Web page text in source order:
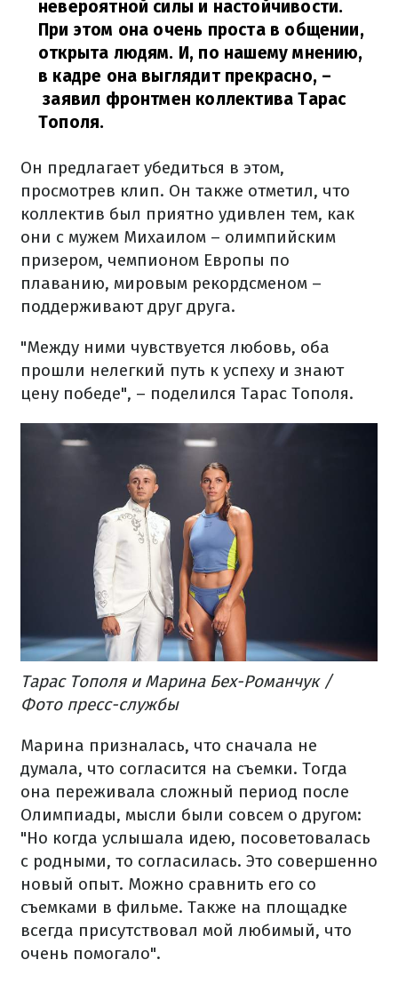
невероятной силы и настойчивости.
При этом она очень проста в общении,
открыта людям. И, по нашему мнению,
в кадре она выглядит прекрасно, –
заявил фронтмен коллектива Тарас
Тополя.
Он предлагает убедиться в этом,
просмотрев клип. Он также отметил, что
коллектив был приятно удивлен тем, как
они с мужем Михаилом – олимпийским
призером, чемпионом Европы по
плаванию, мировым рекордсменом –
поддерживают друг друга.
"Между ними чувствуется любовь, оба
прошли нелегкий путь к успеху и знают
цену победе", – поделился Тарас Тополя.
Тарас Тополя и Марина Бех-Романчук /
Фото пресс-службы
Марина призналась, что сначала не
думала, что согласится на съемки. Тогда
она переживала сложный период после
Олимпиады, мысли были совсем о другом:
"Но когда услышала идею, посоветовалась
с родными, то согласилась. Это совершенно
новый опыт. Можно сравнить его со
съемками в фильме. Также на площадке
всегда присутствовал мой любимый, что
очень помогало".